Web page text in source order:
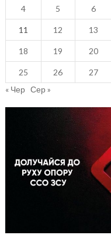
4 5 6
11 12 13
18 19 20
25 26 27
« Чер Сер »